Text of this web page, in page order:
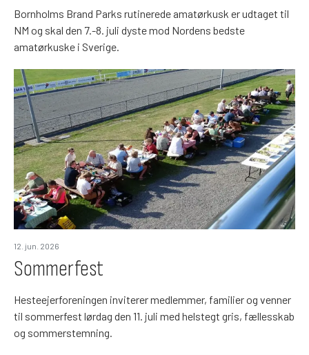
Bornholms Brand Parks rutinerede amatørkusk er udtaget til
NM og skal den 7.-8. juli dyste mod Nordens bedste
amatørkuske i Sverige.
12. jun. 2026
Sommerfest
Hesteejerforeningen inviterer medlemmer, familier og venner
til sommerfest lørdag den 11. juli med helstegt gris, fællesskab
og sommerstemning.